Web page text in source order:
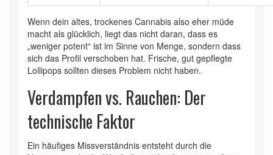
Wenn dein altes, trockenes Cannabis also eher müde
macht als glücklich, liegt das nicht daran, dass es
„weniger potent“ ist im Sinne von Menge, sondern dass
sich das Profil verschoben hat. Frische, gut gepflegte
Lollipops sollten dieses Problem nicht haben.
Verdampfen vs. Rauchen: Der
technische Faktor
Ein häufiges Missverständnis entsteht durch die